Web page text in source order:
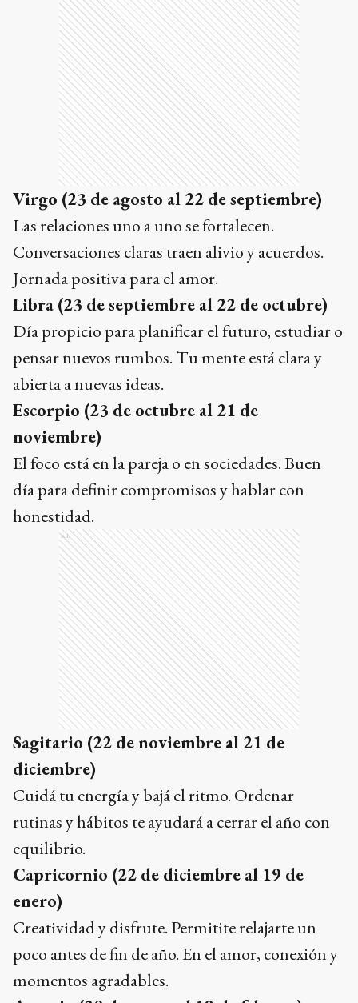
Virgo (23 de agosto al 22 de septiembre)
Las relaciones uno a uno se fortalecen.
Conversaciones claras traen alivio y acuerdos.
Jornada positiva para el amor.
Libra (23 de septiembre al 22 de octubre)
Día propicio para planificar el futuro, estudiar o
pensar nuevos rumbos. Tu mente está clara y
abierta a nuevas ideas.
Escorpio (23 de octubre al 21 de
noviembre)
El foco está en la pareja o en sociedades. Buen
día para definir compromisos y hablar con
honestidad.
Ads
Sagitario (22 de noviembre al 21 de
diciembre)
Cuidá tu energía y bajá el ritmo. Ordenar
rutinas y hábitos te ayudará a cerrar el año con
equilibrio.
Capricornio (22 de diciembre al 19 de
enero)
Creatividad y disfrute. Permitite relajarte un
poco antes de fin de año. En el amor, conexión y
momentos agradables.